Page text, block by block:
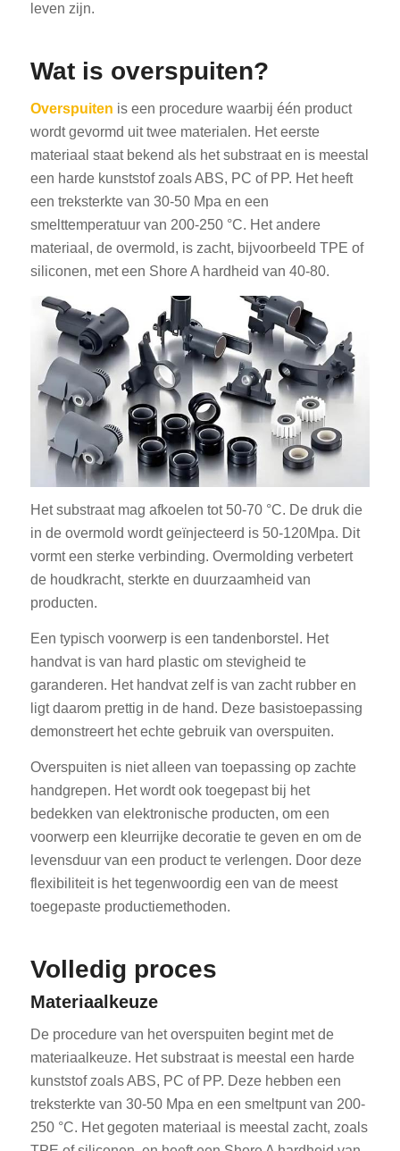
leven zijn.
Wat is overspuiten?
Overspuiten is een procedure waarbij één product
wordt gevormd uit twee materialen. Het eerste
materiaal staat bekend als het substraat en is meestal
een harde kunststof zoals ABS, PC of PP. Het heeft
een treksterkte van 30-50 Mpa en een
smelttemperatuur van 200-250 °C. Het andere
materiaal, de overmold, is zacht, bijvoorbeeld TPE of
siliconen, met een Shore A hardheid van 40-80.
Het substraat mag afkoelen tot 50-70 °C. De druk die
in de overmold wordt geïnjecteerd is 50-120Mpa. Dit
vormt een sterke verbinding. Overmolding verbetert
de houdkracht, sterkte en duurzaamheid van
producten.
Een typisch voorwerp is een tandenborstel. Het
handvat is van hard plastic om stevigheid te
garanderen. Het handvat zelf is van zacht rubber en
ligt daarom prettig in de hand. Deze basistoepassing
demonstreert het echte gebruik van overspuiten.
Overspuiten is niet alleen van toepassing op zachte
handgrepen. Het wordt ook toegepast bij het
bedekken van elektronische producten, om een
voorwerp een kleurrijke decoratie te geven en om de
levensduur van een product te verlengen. Door deze
flexibiliteit is het tegenwoordig een van de meest
toegepaste productiemethoden.
Volledig proces
Materiaalkeuze
De procedure van het overspuiten begint met de
materiaalkeuze. Het substraat is meestal een harde
kunststof zoals ABS, PC of PP. Deze hebben een
treksterkte van 30-50 Mpa en een smeltpunt van 200-
250 °C. Het gegoten materiaal is meestal zacht, zoals